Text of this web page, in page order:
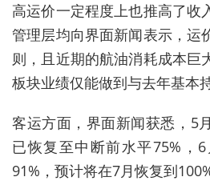
高运价一定程度上也推高了收
管理层均向界面新闻表示，运
则，且近期的航油消耗成本巨
板块业绩仅能做到与去年基本持
客运方面，界面新闻获悉，5
已恢复至中断前水平75%，
91%，预计将在7月恢复到100%